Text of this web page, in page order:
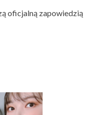
oficjalną zapowiedzią